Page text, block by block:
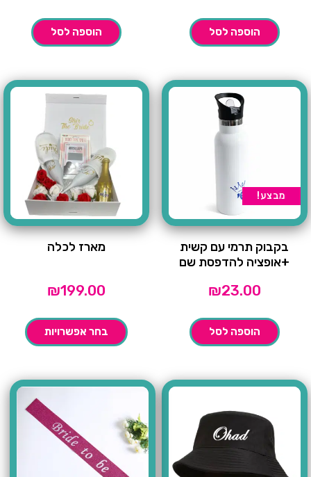
הוספה לסל הוספה לסל
מבצע!
בקבוק תרמי עם קשית
+אופציה להדפסת שם
₪23.00
הוספה לסל
מארז לכלה
₪199.00
בחר אפשרויות